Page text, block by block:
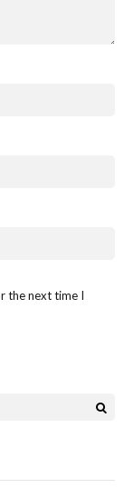
the next time I